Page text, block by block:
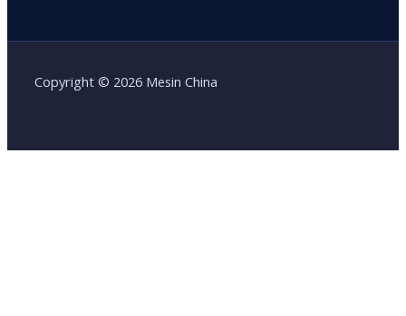
Copyright © 2026 Mesin China